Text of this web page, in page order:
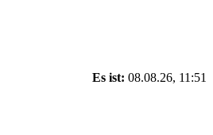
Es ist: 08.08.26, 11:51